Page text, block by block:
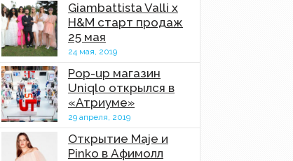
Giambattista Valli x
H&M старт продаж
25 мая
24 мая, 2019
Pop-up магазин
Uniqlo открылся в
«Атриуме»
29 апреля, 2019
Открытие Maje и
Pinko в Афимолл